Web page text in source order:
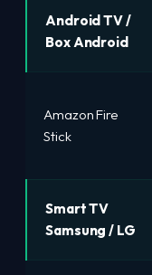
Android TV /
Box Android
Amazon Fire
Stick
Smart TV
Samsung / LG